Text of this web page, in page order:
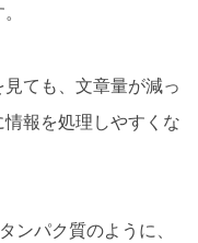
ても、文章量が減っ
報を処理しやすくな
ンパク質のように、